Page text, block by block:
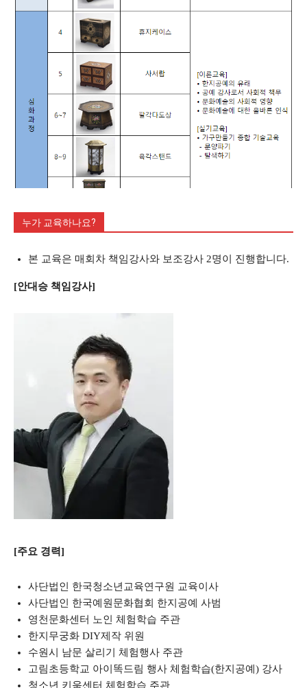
누가 교육하나요?
본 교육은 매회차 책임강사와 보조강사 2명이 진행합니다.
[안대승 책임강사]
[주요 경력]
사단법인 한국청소년교육연구원 교육이사
사단법인 한국예원문화협회 한지공예 사범
영천문화센터 노인 체험학습 주관
한지무궁화 DIY제작 위원
수원시 남문 살리기 체험행사 주관
고림초등학교 아이똑드림 행사 체험학습(한지공예) 강사
청소년 키움센터 체험학습 주관